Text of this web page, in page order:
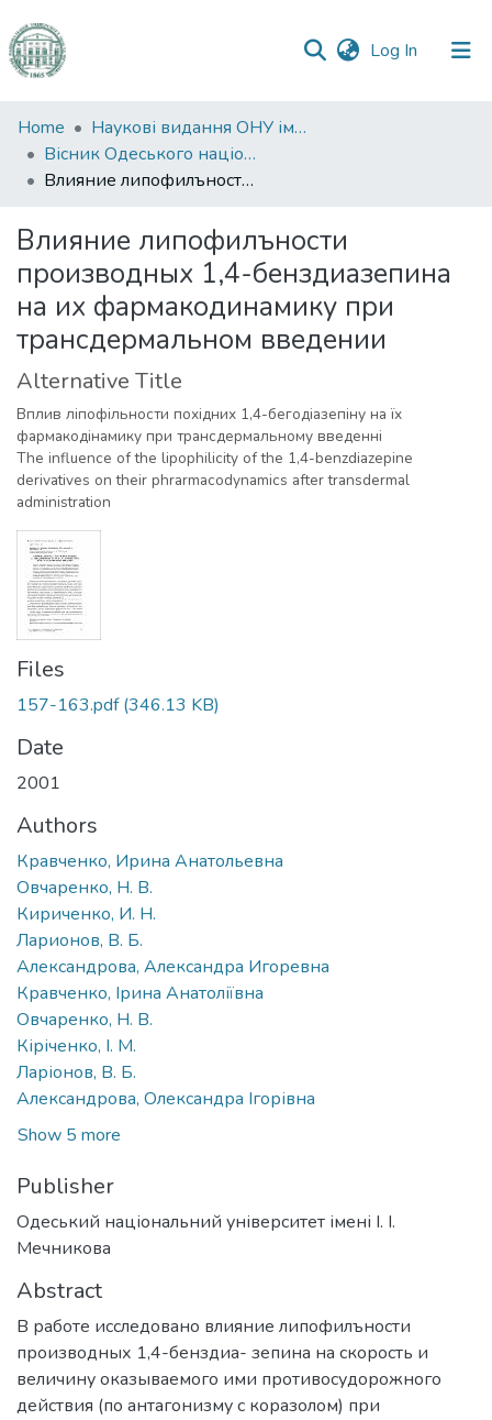
Log In (current)
Communities
&
Collections
Statistics
Home
Наукові видання ОНУ імені І. І. Мечникова
Вісник Одеського національного університету. Хімія
Влияние липофилъности производных 1,4-бенздиазепина на их фармакодинамику при трансдермальном введении
Влияние липофилъности
производных 1,4-бенздиазепина
на их фармакодинамику при
трансдермальном введении
Alternative Title
Вплив ліпофільности похідних 1,4-бегодіазепіну на їх
фармакодінамику при трансдермальному введенні
The influence of the lipophilicity of the 1,4-benzdiazepine
derivatives on their phrarmacodynamics after transdermal
administration
Files
157-163.pdf(346.13 KB)
Date
2001
Authors
Кравченко, Ирина Анатольевна
Овчаренко, Н. В.
Кириченко, И. Н.
Ларионов, В. Б.
Александрова, Александра Игоревна
Кравченко, Ірина Анатоліївна
Овчаренко, Н. В.
Кіріченко, І. М.
Ларіонов, В. Б.
Александрова, Олександра Ігорівна
Show 5 more
Publisher
Одеський національний університет імені І. І.
Мечникова
Abstract
В работе исследовано влияние липофилъности
производных 1,4-бенздиа- зепина на скорость и
величину оказываемого ими противосудорожного
действия (по антагонизму с коразолом) при